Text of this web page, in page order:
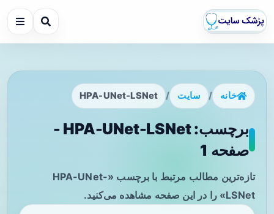
خانه / سایت /
HPA-UNet-LSNet
برچسب: HPA-UNet-LSNet -
صفحه 1
تازه‌ترین مطالب مرتبط با برچسب «HPA-UNet-
LSNet» را در این صفحه مشاهده می‌کنید.